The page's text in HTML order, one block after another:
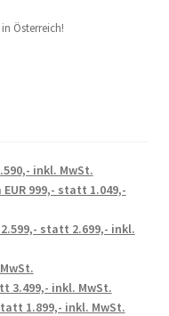
Österreich!
inkl. MwSt.
999,- statt 1.049,-
statt 2.699,- inkl.
3.499,- inkl. MwSt.
1.899,- inkl. MwSt.